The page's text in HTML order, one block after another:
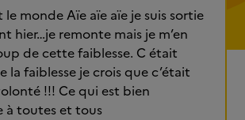
monde Aïe aïe aïe je suis sortie
hier…je remonte mais je m’en
de cette faiblesse. C était
la faiblesse je crois que c’était
!!! Ce qui est bien
à toutes et tous